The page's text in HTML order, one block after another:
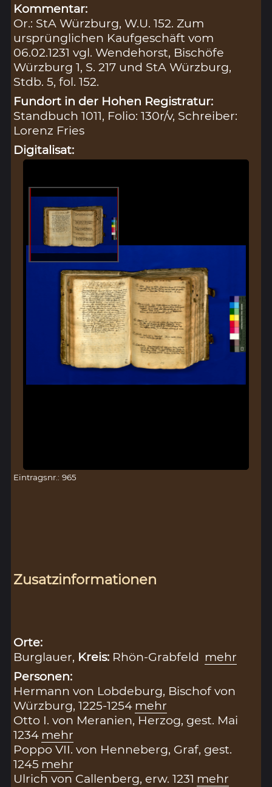
Kommentar:
Or.: StA Würzburg, W.U. 152. Zum
ursprünglichen Kaufgeschäft vom
06.02.1231 vgl. Wendehorst, Bischöfe
Würzburg 1, S. 217 und StA Würzburg,
Stdb. 5, fol. 152.
Fundort in der Hohen Registratur:
Standbuch 1011, Folio: 130r/v, Schreiber:
Lorenz Fries
Digitalisat:
Eintragsnr.: 965
Zusatzinformationen
Orte:
Burglauer, Kreis: Rhön-Grabfeld mehr
Personen:
Hermann von Lobdeburg, Bischof von
Würzburg, 1225-1254 mehr
Otto I. von Meranien, Herzog, gest. Mai
1234 mehr
Poppo VII. von Henneberg, Graf, gest.
1245 mehr
Ulrich von Callenberg, erw. 1231 mehr